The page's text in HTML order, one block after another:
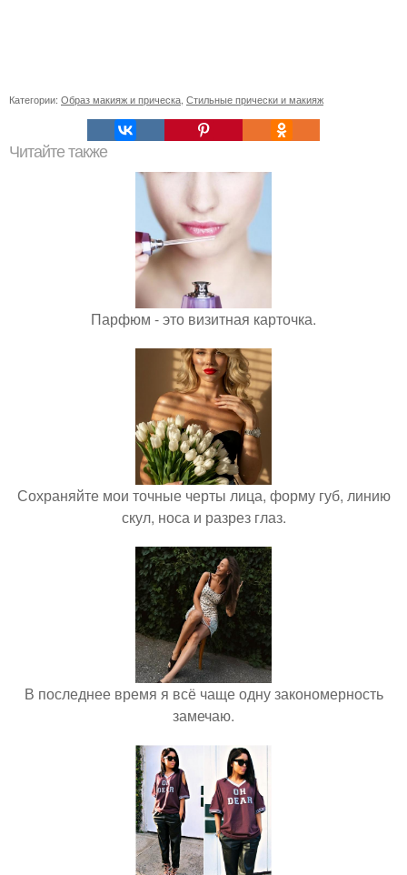
Категории: Образ макияж и прическа Стильные прически и макияж
Читайте также
Парфюм - это визитная карточка.
Сохраняйте мои точные черты лица, форму губ, линию
скул, носа и разрез глаз.
В последнее время я всё чаще одну закономерность
замечаю.